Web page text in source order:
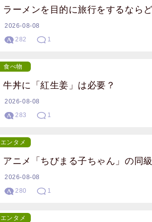
ラーメンを目的に旅行をするなら
2026-08-08
282
1
牛丼に「紅生姜」は必要？
食べ物
2026-08-08
283
1
アニメ「ちびまる子ちゃん」の同
エンタメ
2026-08-08
280
1
エンタメ